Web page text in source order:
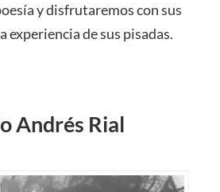
y disfrutaremos con sus
experiencia de sus pisadas.
Andrés Rial